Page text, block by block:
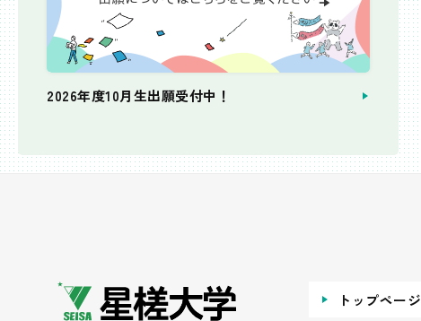
2026年度10月生出願受付中！
個別相談会
トップページ